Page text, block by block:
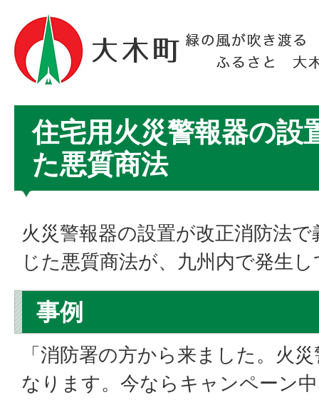
住宅用火災警報器の設
た悪質商法
火災警報器の設置が改正消防法
じた悪質商法が、九州内で発生
事例
「消防署の方から来ました。火
なります。今ならキャンペーン